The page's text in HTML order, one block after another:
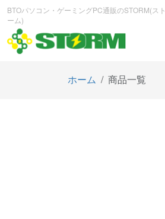
BTOパソコン・ゲーミングPC通販のSTORM(スト
ーム)
ホーム 商品一覧